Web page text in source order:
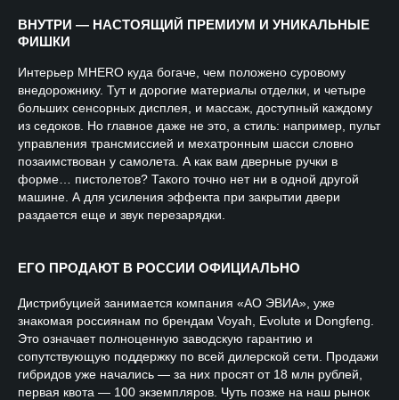
ВНУТРИ — НАСТОЯЩИЙ ПРЕМИУМ И УНИКАЛЬНЫЕ
ФИШКИ
Интерьер MHERO куда богаче, чем положено суровому
внедорожнику. Тут и дорогие материалы отделки, и четыре
больших сенсорных дисплея, и массаж, доступный каждому
из седоков. Но главное даже не это, а стиль: например, пульт
управления трансмиссией и мехатронным шасси словно
позаимствован у самолета. А как вам дверные ручки в
форме… пистолетов? Такого точно нет ни в одной другой
машине. А для усиления эффекта при закрытии двери
раздается еще и звук перезарядки.
ЕГО ПРОДАЮТ В РОССИИ ОФИЦИАЛЬНО
Дистрибуцией занимается компания «АО ЭВИА», уже
знакомая россиянам по брендам Voyah, Evolute и Dongfeng.
Это означает полноценную заводскую гарантию и
сопутствующую поддержку по всей дилерской сети. Продажи
гибридов уже начались — за них просят от 18 млн рублей,
первая квота — 100 экземпляров. Чуть позже на наш рынок